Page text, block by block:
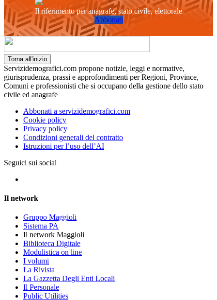
Il riferimento per anagrafe, stato civile, elettorale
Abbonati
Torna all'inizio
Servizidemografici.com propone notizie, leggi e normative,
giurisprudenza, prassi e approfondimenti per Regioni, Province,
Comuni e professionisti che si occupano della gestione dello stato
civile ed anagrafe
Abbonati a servizidemografici.com
Cookie policy
Privacy policy
Condizioni generali del contratto
Istruzioni per l’uso dell’AI
Seguici sui social
Il network
Gruppo Maggioli
Sistema PA
Il network Maggioli
Biblioteca Digitale
Modulistica on line
I volumi
La Rivista
La Gazzetta Degli Enti Locali
Il Personale
Public Utilities